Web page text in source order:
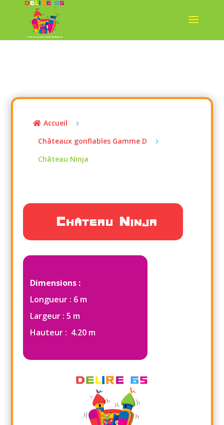
 Accueil 5
Châteaux gonflables Gamme D 5
Château Ninja
Château Ninja
Dimensions :
Longueur : 6 m
Largeur : 5 m
Hauteur : 4.20 m